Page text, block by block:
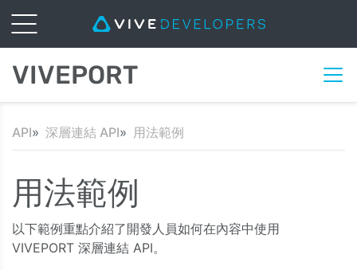
VIVEPORT
API 深層連結 API 用法範例
用法範例
以下範例重點介紹了開發人員如何在內容中使用
VIVEPORT 深層連結 API。